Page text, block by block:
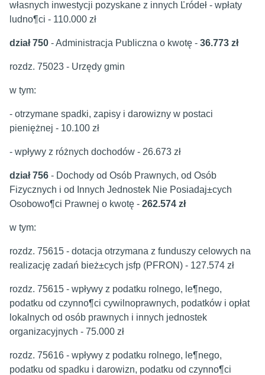
własnych inwestycji pozyskane z innych Ľródeł - wpłaty
ludno¶ci - 110.000 zł
dział 750 - Administracja Publiczna o kwotę - 36.773 zł
rozdz. 75023 - Urzędy gmin
w tym:
- otrzymane spadki, zapisy i darowizny w postaci
pieniężnej - 10.100 zł
- wpływy z różnych dochodów - 26.673 zł
dział 756 - Dochody od Osób Prawnych, od Osób
Fizycznych i od Innych Jednostek Nie Posiadaj±cych
Osobowo¶ci Prawnej o kwotę - 262.574 zł
w tym:
rozdz. 75615 - dotacja otrzymana z funduszy celowych na
realizację zadań bież±cych jsfp (PFRON) - 127.574 zł
rozdz. 75615 - wpływy z podatku rolnego, le¶nego,
podatku od czynno¶ci cywilnoprawnych, podatków i opłat
lokalnych od osób prawnych i innych jednostek
organizacyjnych - 75.000 zł
rozdz. 75616 - wpływy z podatku rolnego, le¶nego,
podatku od spadku i darowizn, podatku od czynno¶ci